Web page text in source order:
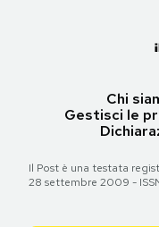
Chi
Gestisci le
Il Post è una testata
28 settembre 2009 -